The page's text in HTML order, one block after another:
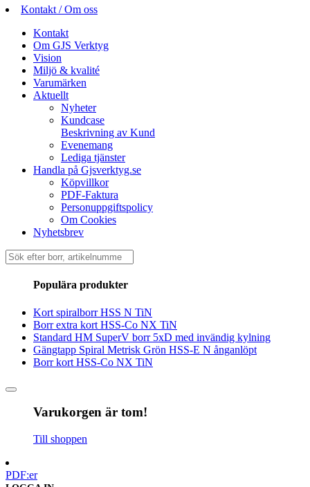
Kontakt / Om oss
Kontakt
Om GJS Verktyg
Vision
Miljö & kvalité
Varumärken
Aktuellt
Nyheter
Kundcase
Beskrivning av Kund
Evenemang
Lediga tjänster
Handla på Gjsverktyg.se
Köpvillkor
PDF-Faktura
Personuppgiftspolicy
Om Cookies
Nyhetsbrev
Sök
efter:
Populära produkter
Kort spiralborr HSS N TiN
Borr extra kort HSS-Co NX TiN
Standard HM SuperV borr 5xD med invändig kylning
Gängtapp Spiral Metrisk Grön HSS-E N ånganlöpt
Borr kort HSS-Co NX TiN
Varukorgen är tom!
Till shoppen
PDF:er